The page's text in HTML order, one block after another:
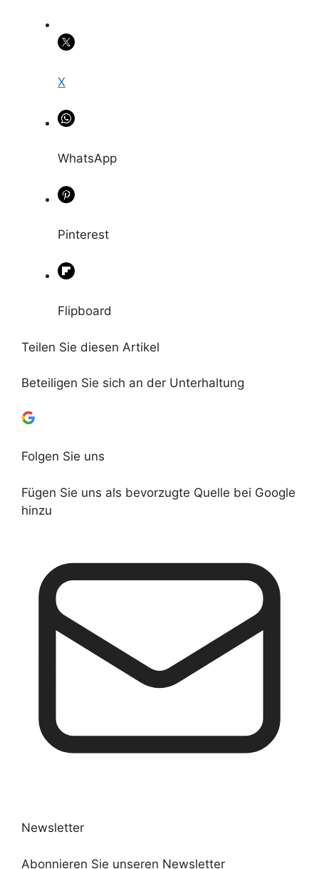
X
WhatsApp
Pinterest
Flipboard
Teilen Sie diesen Artikel
Beteiligen Sie sich an der Unterhaltung
Folgen Sie uns
Fügen Sie uns als bevorzugte Quelle bei Google
hinzu
Newsletter
Abonnieren Sie unseren Newsletter